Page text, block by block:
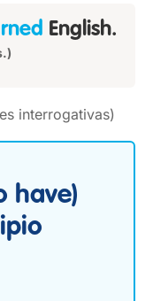
English.
interrogativas)
have)